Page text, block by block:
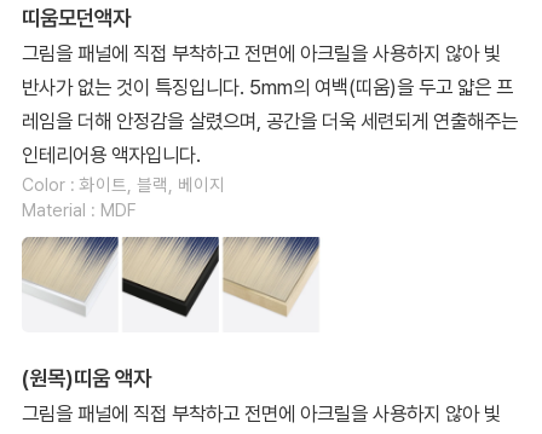
띠움모던액자
그림을 패널에 직접 부착하고 전면에 아크릴을 사용하지 않아 빛
반사가 없는 것이 특징입니다. 5mm의 여백(띠움)을 두고 얇은 프
레임을 더해 안정감을 살렸으며, 공간을 더욱 세련되게 연출해주는
인테리어용 액자입니다.
Color : 화이트, 블랙, 베이지
Material : MDF
(원목)띠움 액자
그림을 패널에 직접 부착하고 전면에 아크릴을 사용하지 않아 빛